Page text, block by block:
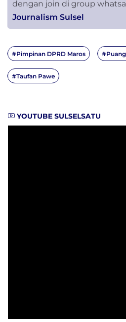
dengan join di group
Journalism Sulsel
#Pimpinan DPRD Maros
#Taufan Pawe
YOUTUBE SULSELSATU